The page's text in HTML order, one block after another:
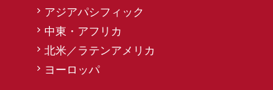
アジアパシフィック
中東・アフリカ
北米／ラテンアメリカ
ヨーロッパ